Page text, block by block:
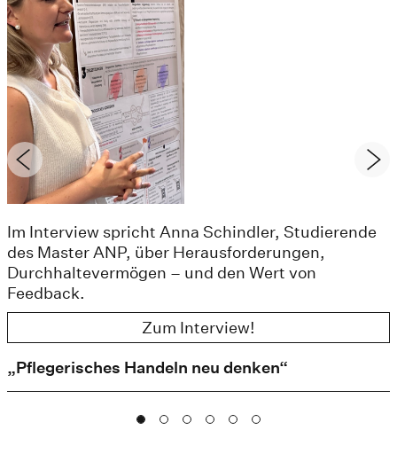
Im Interview spricht Anna Schindler, Studierende
des Master ANP, über Herausforderungen,
Durchhaltevermögen – und den Wert von
Feedback.
„Pflegerisches Handeln neu denken“
Zum Interview!